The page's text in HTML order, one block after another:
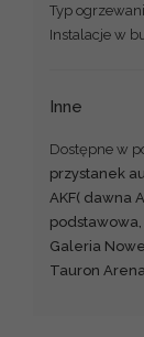
Typ
Instalacje w
Inne
Dostępne w
przystanek
AKF( dawna
Galeria
Tauron